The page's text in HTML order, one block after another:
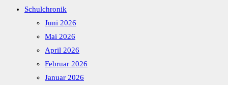
Schulchronik
Juni 2026
Mai 2026
April 2026
Februar 2026
Januar 2026